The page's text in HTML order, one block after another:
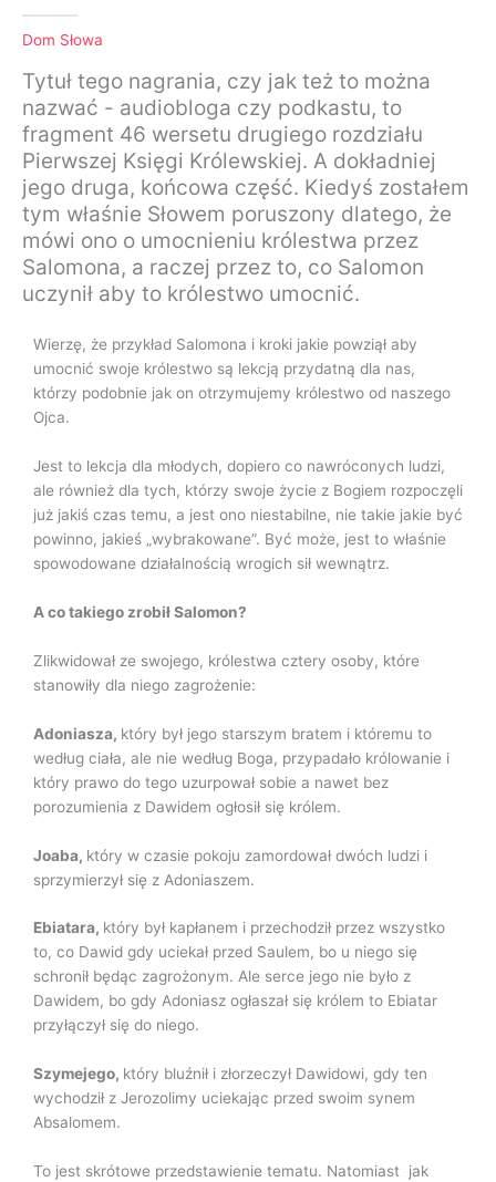
Dom Słowa
Tytuł tego nagrania, czy jak też to można
nazwać - audiobloga czy podkastu, to
fragment 46 wersetu drugiego rozdziału
Pierwszej Księgi Królewskiej. A dokładniej
jego druga, końcowa część. Kiedyś zostałem
tym właśnie Słowem poruszony dlatego, że
mówi ono o umocnieniu królestwa przez
Salomona, a raczej przez to, co Salomon
uczynił aby to królestwo umocnić.
Wierzę, że przykład Salomona i kroki jakie powziął aby
umocnić swoje królestwo są lekcją przydatną dla nas,
którzy podobnie jak on otrzymujemy królestwo od naszego
Ojca.
Jest to lekcja dla młodych, dopiero co nawróconych ludzi,
ale również dla tych, którzy swoje życie z Bogiem rozpoczęli
już jakiś czas temu, a jest ono niestabilne, nie takie jakie być
powinno, jakieś „wybrakowane”. Być może, jest to właśnie
spowodowane działalnością wrogich sił wewnątrz.
A co takiego zrobił Salomon?
Zlikwidował ze swojego, królestwa cztery osoby, które
stanowiły dla niego zagrożenie:
Adoniasza, który był jego starszym bratem i któremu to
według ciała, ale nie według Boga, przypadało królowanie i
który prawo do tego uzurpował sobie a nawet bez
porozumienia z Dawidem ogłosił się królem.
Joaba, który w czasie pokoju zamordował dwóch ludzi i
sprzymierzył się z Adoniaszem.
Ebiatara, który był kapłanem i przechodził przez wszystko
to, co Dawid gdy uciekał przed Saulem, bo u niego się
schronił będąc zagrożonym. Ale serce jego nie było z
Dawidem, bo gdy Adoniasz ogłaszał się królem to Ebiatar
przyłączył się do niego.
Szymejego, który bluźnił i złorzeczył Dawidowi, gdy ten
wychodził z Jerozolimy uciekając przed swoim synem
Absalomem.
To jest skrótowe przedstawienie tematu. Natomiast jak